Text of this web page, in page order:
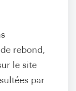
rebond,
le site
par